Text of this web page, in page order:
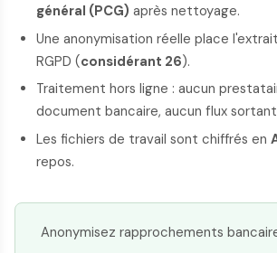
général (PCG) après nettoyage.
Une anonymisation réelle place
RGPD (considérant 26).
Traitement hors ligne : aucun
document bancaire, aucun flux
Les fichiers de travail sont chiffrés en
repos.
Anonymisez rapprochements